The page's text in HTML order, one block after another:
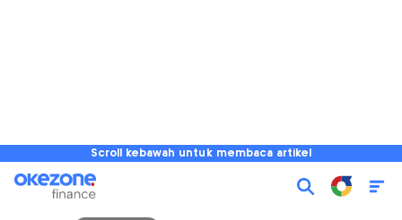
Scroll kebawah untuk membaca artikel